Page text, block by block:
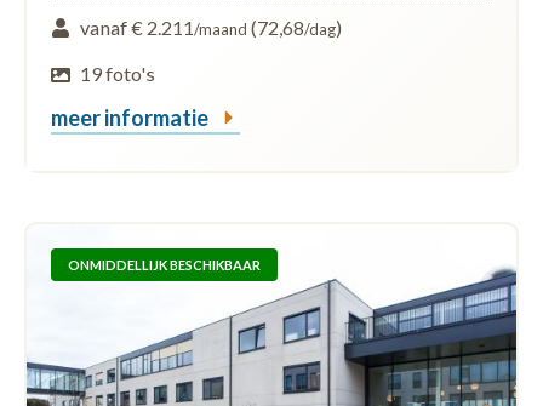
vanaf € 2.211/maand (72,68/dag)
19 foto's
meer informatie
ONMIDDELLIJK BESCHIKBAAR